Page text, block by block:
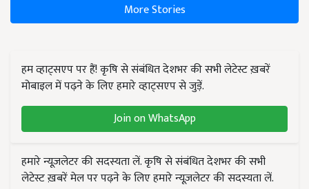
More Stories
हम व्हाट्सएप पर हैं! कृषि से संबंधित देशभर की सभी लेटेस्ट ख़बरें
मोबाइल में पढ़ने के लिए हमारे व्हाट्सएप से जुड़ें.
Join on WhatsApp
हमारे न्यूज़लेटर की सदस्यता लें. कृषि से संबंधित देशभर की सभी
लेटेस्ट ख़बरें मेल पर पढ़ने के लिए हमारे न्यूज़लेटर की सदस्यता लें.